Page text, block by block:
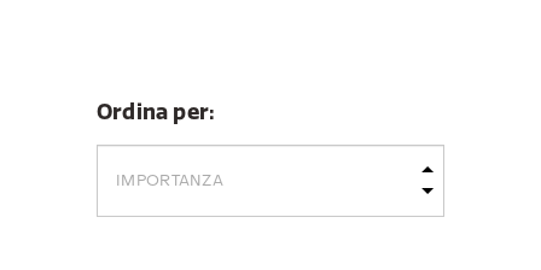
Ordina per: